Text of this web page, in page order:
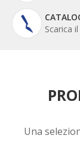
Scarica
Una